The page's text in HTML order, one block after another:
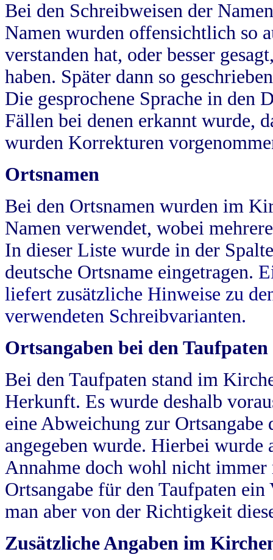
Bei den Schreibweisen der
Namen wurden offensichtlich so
verstanden hat, oder besser
haben. Später dann so
Die gesprochene Sprache in
Fällen bei denen erkannt wurde,
wurden Korrekturen
Ortsnamen
Bei den Ortsnamen wurden im
Namen verwendet, wobei
In dieser Liste wurde in der
deutsche Ortsname eingetragen.
liefert zusätzliche Hinweise zu
verwendeten Schreibvarianten.
Ortsangaben bei den Taufpaten
Bei den Taufpaten stand im
Herkunft. Es wurde deshalb
eine Abweichung zur
angegeben wurde. Hierbei wurde
Annahme doch wohl nicht
Ortsangabe für den Taufpaten
man aber von der Richtigkeit
Zusätzliche Angaben im